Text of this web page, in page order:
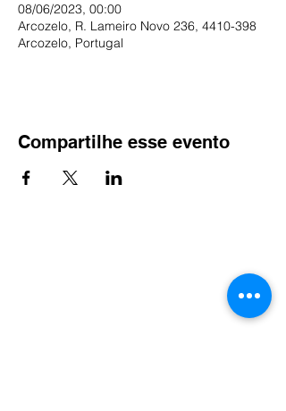
08/06/2023, 00:00
Arcozelo, R. Lameiro Novo 236, 4410-398
Arcozelo, Portugal
Compartilhe esse evento